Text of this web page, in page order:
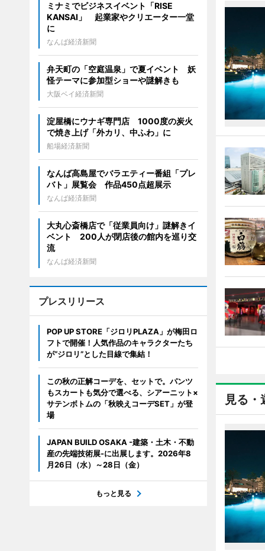
見る・
ミナミでビジネスイベント「RISE
KANSAI」 起業家やクリエーター一堂
に
なんば経済新聞
弁天町の「空庭温泉」で夏イベント 妖
怪テーマに参加型ショーや謎解きも
大阪ベイ経済新聞
淀屋橋にウナギ専門店 1000度の炭火
で焼き上げ「外カリ、中ふわ」に
船場経済新聞
なんば高島屋でバラエティー番組「プレ
バト」展覧会 作品450点超展示
なんば経済新聞
大丸心斎橋店で「従業員向け」謎解きイ
ベント 200人が閉店後の館内を巡り交
流
なんば経済新聞
プレスリリース
POP UP STORE「ジロリPLAZA」が梅田ロ
フトで開催！人気作品のキャラクターたち
が“ジロリ”とした目線で集結！
この秋の正解コーデを、セットで。パンツ
もスカートも気分で選べる、シアーニット×
サテンボトムの「秋映えコーデSET」が登
場
JAPAN BUILD OSAKA -建築・土木・不動
産の先端技術展-に出展します。2026年8
月26日（水）～28日（金）
もっと見る